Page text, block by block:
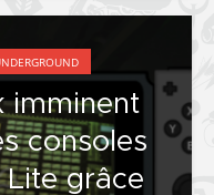
imminent
consoles
grâce